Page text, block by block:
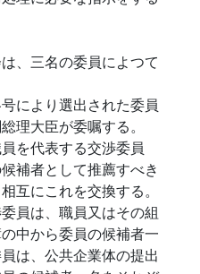
、三名の委員によつて
により選出された委員
理大臣が委嘱する。
を代表する交渉委員
補者として推薦すべき
互にこれを交換する。
員は、職員又はその組
中から委員の候補者一
は、公共企業体の提出